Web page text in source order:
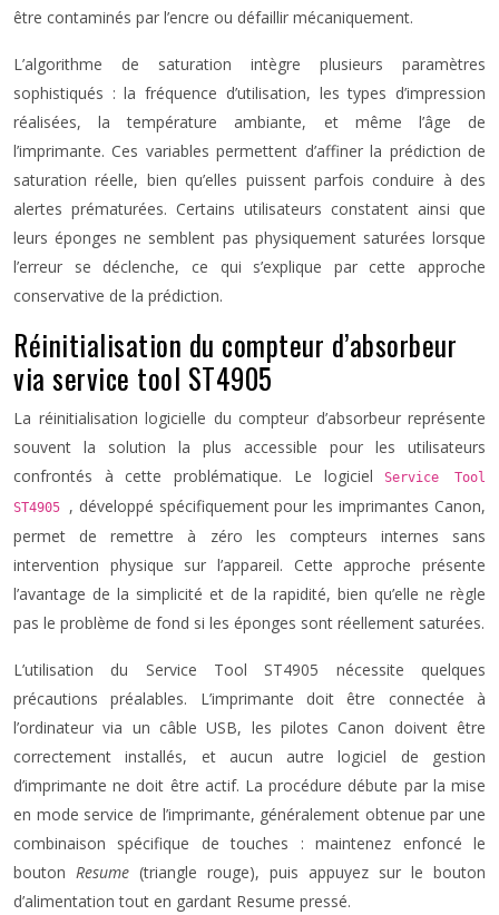
être contaminés par l’encre ou défaillir mécaniquement.
L’algorithme de saturation intègre plusieurs paramètres
sophistiqués : la fréquence d’utilisation, les types d’impression
réalisées, la température ambiante, et même l’âge de
l’imprimante. Ces variables permettent d’affiner la prédiction de
saturation réelle, bien qu’elles puissent parfois conduire à des
alertes prématurées. Certains utilisateurs constatent ainsi que
leurs éponges ne semblent pas physiquement saturées lorsque
l’erreur se déclenche, ce qui s’explique par cette approche
conservative de la prédiction.
Réinitialisation du compteur d’absorbeur
via service tool ST4905
La réinitialisation logicielle du compteur d’absorbeur représente
souvent la solution la plus accessible pour les utilisateurs
confrontés à cette problématique. Le logicielService Tool
ST4905 , développé spécifiquement pour les imprimantes Canon,
permet de remettre à zéro les compteurs internes sans
intervention physique sur l’appareil. Cette approche présente
l’avantage de la simplicité et de la rapidité, bien qu’elle ne règle
pas le problème de fond si les éponges sont réellement saturées.
L’utilisation du Service Tool ST4905 nécessite quelques
précautions préalables. L’imprimante doit être connectée à
l’ordinateur via un câble USB, les pilotes Canon doivent être
correctement installés, et aucun autre logiciel de gestion
d’imprimante ne doit être actif. La procédure débute par la mise
en mode service de l’imprimante, généralement obtenue par une
combinaison spécifique de touches : maintenez enfoncé le
bouton Resume (triangle rouge), puis appuyez sur le bouton
d’alimentation tout en gardant Resume pressé.